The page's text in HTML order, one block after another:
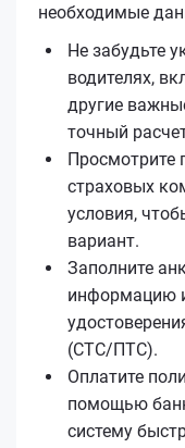
необходимые
Не забудьте
водителях,
другие
точный
Просмотрите
страховых
условия,
вариант.
Заполните
информацию
(СТС/ПТС).
Оплатите
помощью
систему